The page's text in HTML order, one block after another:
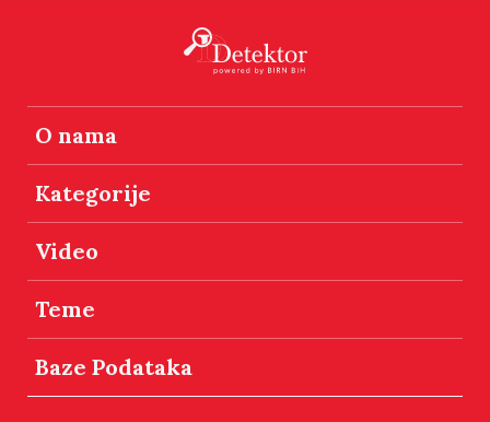
O nama
Kategorije
Video
Teme
Baze Podataka